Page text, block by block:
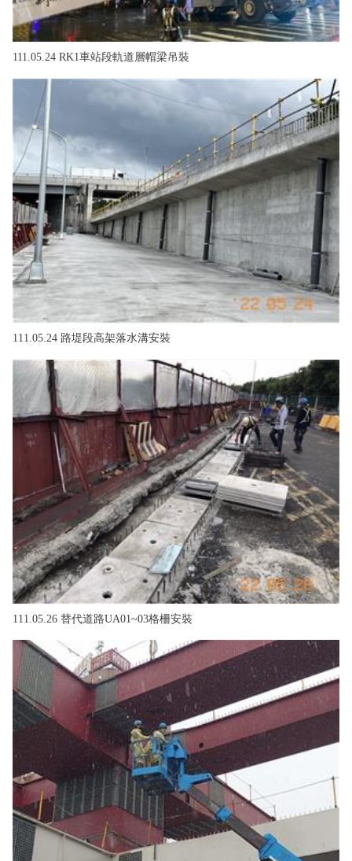
111.05.24 RK1車站段軌道層帽梁吊裝
111.05.24 路堤段高架落水溝安裝
111.05.26 替代道路UA01~03格柵安裝